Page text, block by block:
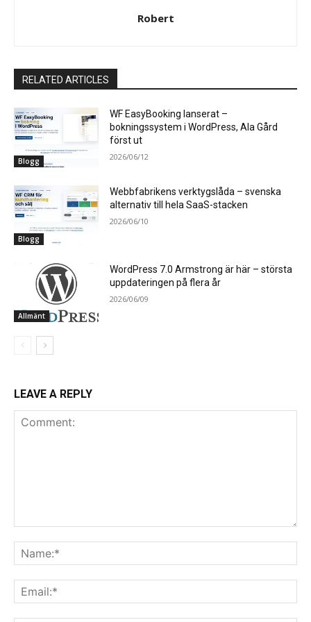
Robert
RELATED ARTICLES
Blogg
WF EasyBooking lanserat –
bokningssystem i WordPress, Ala Gård
först ut
2026/06/12
Blogg
Webbfabrikens verktygslåda – svenska
alternativ till hela SaaS-stacken
2026/06/10
Allmänt
WordPress 7.0 Armstrong är här – största
uppdateringen på flera år
2026/06/09
LEAVE A REPLY